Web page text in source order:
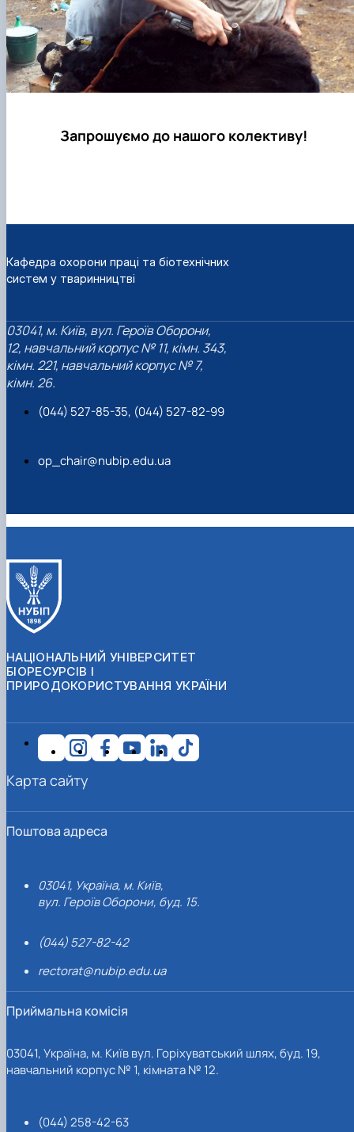
Запрошуємо до нашого колективу!
Кафедра охорони праці та біотехнічних
систем у тваринництві
03041, м. Київ, вул. Героїв Оборони,
12, навчальний корпус № 11, кімн. 343,
кімн. 221, навчальний корпус № 7,
кімн. 26.
(044) 527-85-35, (044) 527-82-99
op_chair@nubip.edu.ua
НАЦІОНАЛЬНИЙ УНІВЕРСИТЕТ
БІОРЕСУРСІВ І
ПРИРОДОКОРИСТУВАННЯ УКРАЇНИ
Поштова адреса
03041, Україна, м. Київ,
вул. Героїв Оборони, буд. 15.
(044) 527-82-42
rectorat@nubip.edu.ua
Приймальна комісія
03041, Україна, м. Київ вул. Горіхуватський шлях, буд. 19,
навчальний корпус № 1, кімната № 12.
(044) 258-42-63
Карта сайту